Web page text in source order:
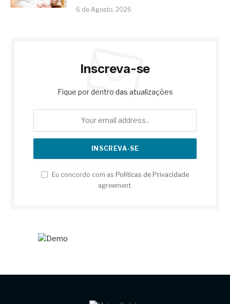
6 de Agosto, 2026
Inscreva-se
Fique por dentro das atualizações
Eu concordo com as Políticas de Privacidade
agreement.